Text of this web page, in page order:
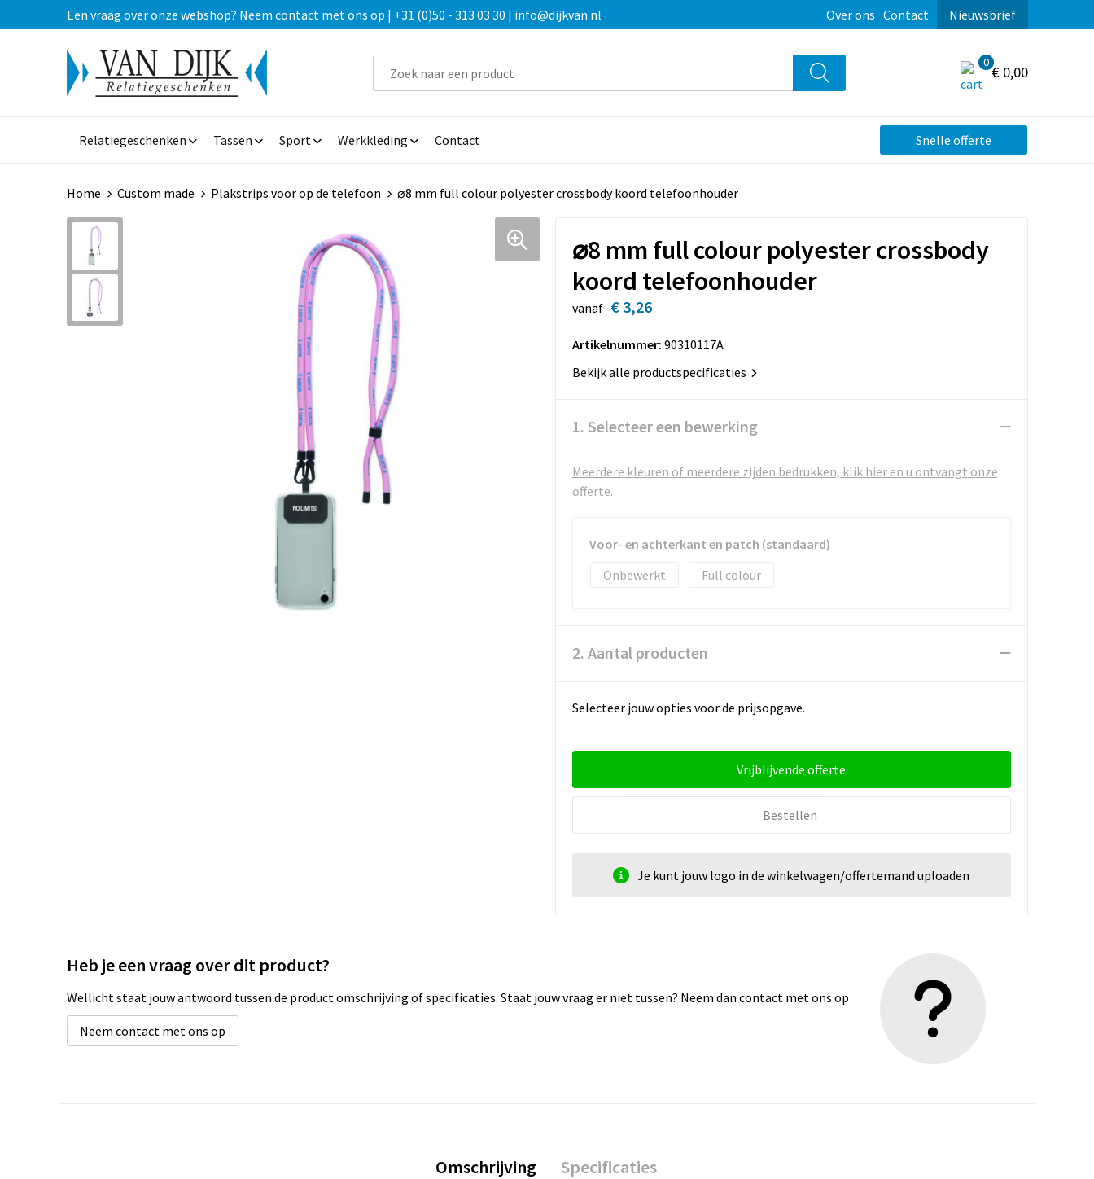
Een vraag over onze webshop? Neem contact met ons op | +31 (0)50 - 313 03 30 | info@dijkvan.nl Over ons Contact Nieuwsbrief
0
€ 0,00
Relatiegeschenken Tassen Sport Werkkleding Contact Snelle offerte
Home Custom made Plakstrips voor op de telefoon ⌀8 mm full colour polyester crossbody koord telefoonhouder
⌀8 mm full colour polyester crossbody
koord telefoonhouder
vanaf € 3,26
Artikelnummer: 90310117A
Bekijk alle productspecificaties
1. Selecteer een bewerking
Meerdere kleuren of meerdere zijden bedrukken, klik hier en u ontvangt onze
offerte.
Voor- en achterkant en patch (standaard)
Onbewerkt
Full colour
2. Aantal producten
Selecteer jouw opties voor de prijsopgave.
Vrijblijvende offerte
Bestellen
Je kunt jouw logo in de winkelwagen/offertemand uploaden
Heb je een vraag over dit product?
Wellicht staat jouw antwoord tussen de product omschrijving of specificaties. Staat jouw vraag er niet tussen? Neem dan contact met ons op
Neem contact met ons op
Omschrijving Specificaties